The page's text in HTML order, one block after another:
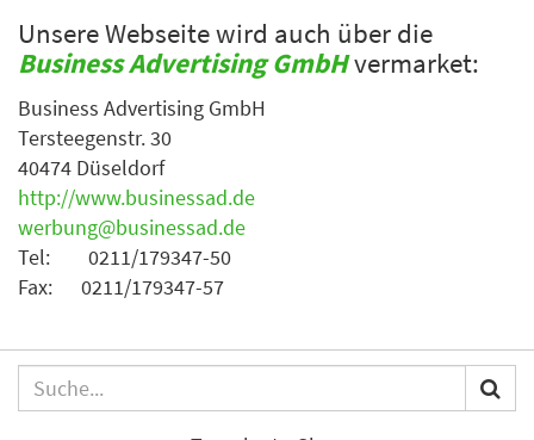
Unsere Webseite wird auch über die
Business Advertising GmbHvermarket:
Business Advertising GmbH
Tersteegenstr. 30
40474 Düseldorf
http://www.businessad.de
werbung@businessad.de
Tel: 0211/179347-50
Fax: 0211/179347-57